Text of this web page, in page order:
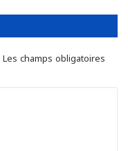
Les champs obligatoires